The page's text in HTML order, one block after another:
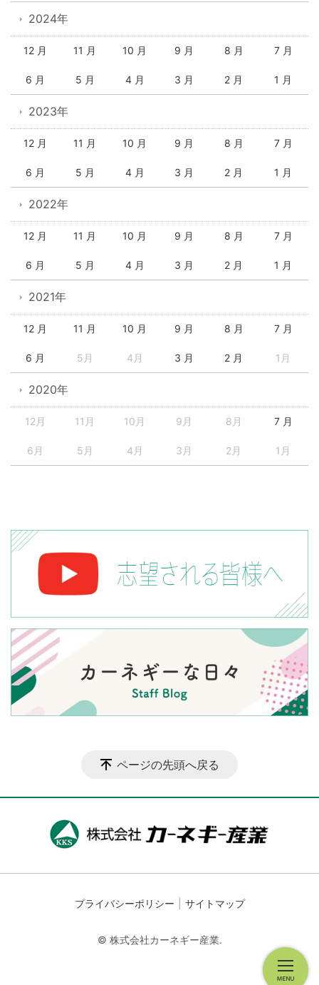
2024年
12 月 11 月 10 月 9 月 8 月 7 月
6 月 5 月 4 月 3 月 2 月 1 月
2023年
12 月 11 月 10 月 9 月 8 月 7 月
6 月 5 月 4 月 3 月 2 月 1 月
2022年
12 月 11 月 10 月 9 月 8 月 7 月
6 月 5 月 4 月 3 月 2 月 1 月
2021年
12 月 11 月 10 月 9 月 8 月 7 月
6 月 5月 4月 3 月 2 月 1月
2020年
12月 11月 10月 9月 8月 7 月
6月 5月 4月 3月 2月 1月
ページの先頭へ戻る
プライバシーポリシー サイトマップ
© 株式会社カーネギー産業.